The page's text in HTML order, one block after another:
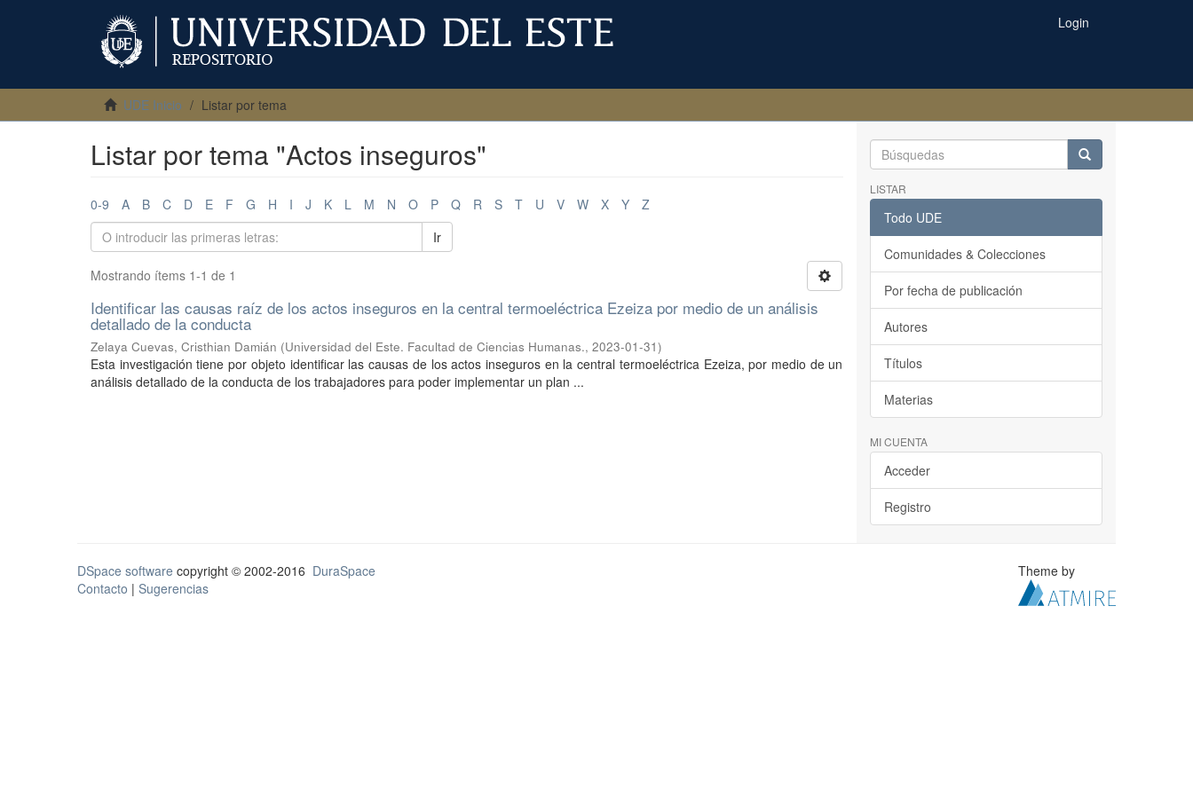
Login
UDE Inicio Listar por tema
Listar por tema "Actos inseguros"
0-9 A B C D E F G H I J K L M N O P Q R S T U V W X Y
Z
Ir
Mostrando ítems 1-1 de 1
Identificar las causas raíz de los actos inseguros en la central termoeléctrica Ezeiza por medio de un análisis
detallado de la conducta
Zelaya Cuevas, Cristhian Damián (Universidad del Este. Facultad de Ciencias Humanas., 2023-01-31)
Esta investigación tiene por objeto identificar las causas de los actos inseguros en la central termoeléctrica Ezeiza, por medio de un
análisis detallado de la conducta de los trabajadores para poder implementar un plan ...
LISTAR
Todo UDE
Comunidades & Colecciones
Por fecha de publicación
Autores
Títulos
Materias
MI CUENTA
Acceder
Registro
DSpace software copyright © 2002-2016 DuraSpace
Contacto | Sugerencias
Theme by